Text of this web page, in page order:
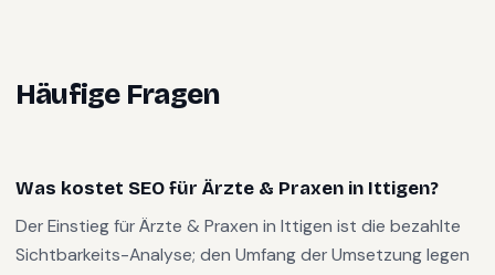
Häufige Fragen
Was kostet SEO für Ärzte & Praxen in Ittigen?
Der Einstieg für Ärzte & Praxen in Ittigen ist die bezahlte
Sichtbarkeits-Analyse; den Umfang der Umsetzung legen